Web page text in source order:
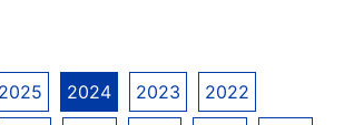
2025 2024 2023 2022